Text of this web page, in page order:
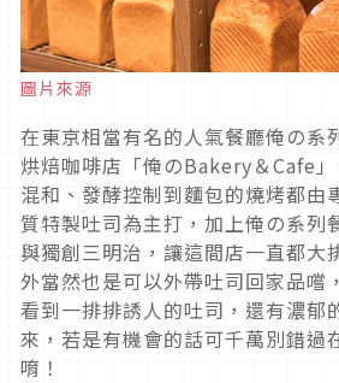
圖片來源
在東京相當有名的人氣餐廳俺の系
烘焙咖啡店「俺のBakery＆Cafe
混和、發酵控制到麵包的燒烤都由
質特製吐司為主打，加上俺の系列
與獨創三明治，讓這間店一直都大
外當然也是可以外帶吐司回家品嚐
看到一排排誘人的吐司，還有濃郁
來，若是有機會的話可千萬別錯過
唷！